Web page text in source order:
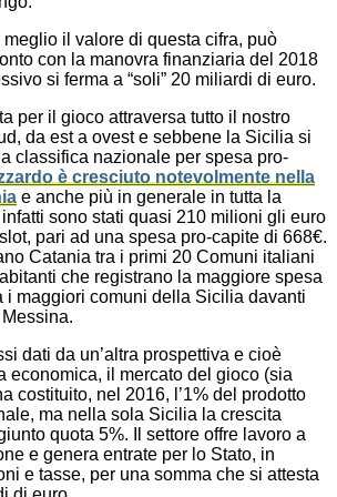
meglio il valore di questa cifra, può
con la manovra finanziaria del 2018
si ferma a “soli” 20 miliardi di euro.
per il gioco attraversa tutto il nostro
da est a ovest e sebbene la Sicilia si
classifica nazionale per spesa pro-
è cresciuto notevolmente nella
e anche più in generale in tutta la
sono stati quasi 210 milioni gli euro
pari ad una spesa pro-capite di 668€.
Catania tra i primi 20 Comuni italiani
che registrano la maggiore spesa
i maggiori comuni della Sicilia davanti
dati da un’altra prospettiva e cioè
economica, il mercato del gioco (sia
costituito, nel 2016, l’1% del prodotto
ma nella sola Sicilia la crescita
quota 5%. Il settore offre lavoro a
e genera entrate per lo Stato, in
e tasse, per una somma che si attesta